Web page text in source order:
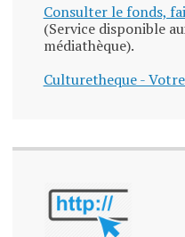
Consulter le fonds,
(Service disponible
médiathèque).
Culturetheque -